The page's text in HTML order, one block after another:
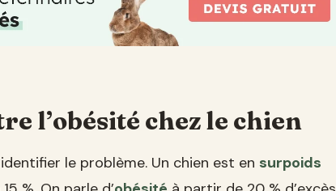
l’obésité chez le chien
le problème. Un chien est en surpoids